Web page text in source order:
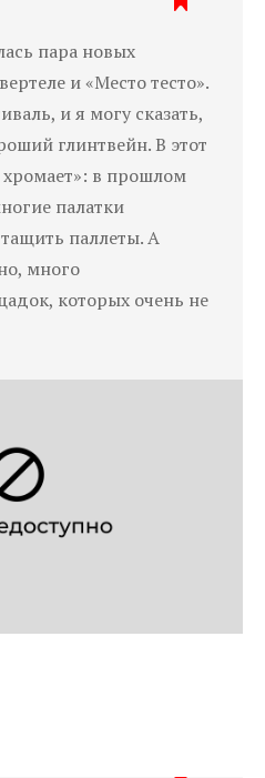
пара новых
и «Место тесто».
и я могу сказать,
глинтвейн. В этот
хромает»: в прошлом
палатки
паллеты. А
много
которых очень не